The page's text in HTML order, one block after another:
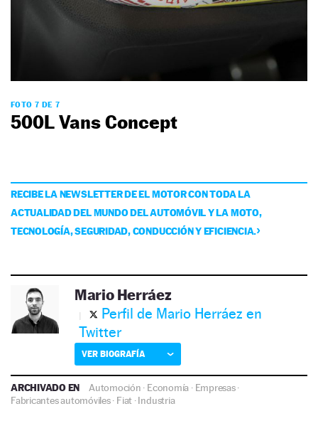
FOTO 7 DE 7
500L Vans Concept
RECIBE LA NEWSLETTER DE EL MOTOR CON TODA LA
ACTUALIDAD DEL MUNDO DEL AUTOMÓVIL Y LA MOTO,
TECNOLOGÍA, SEGURIDAD, CONDUCCIÓN Y EFICIENCIA.
Mario Herráez
Perfil de Mario Herráez en
Twitter
VER BIOGRAFÍA
ARCHIVADO EN Automoción · Economía · Empresas·
Fabricantes automóviles· Fiat ·Industria